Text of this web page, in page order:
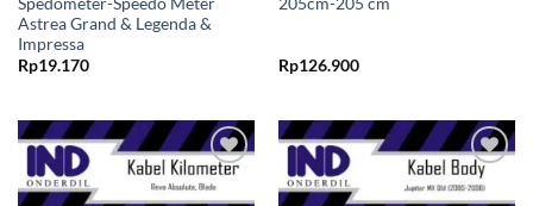
Astrea Grand & Legenda &
Impressa
Rp19.170 Rp126.900
Tambahkan
Tambahkan
ke Wishlist